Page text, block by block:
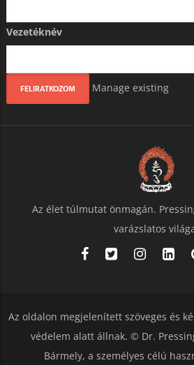
Vezetéknév
Manage existing
Az élet túlmutat önmagán.
varázslatos
Az oldalon megjelenített szöveges és
védelem alatt állnak. © Dr.
Bármely, a személyes célú